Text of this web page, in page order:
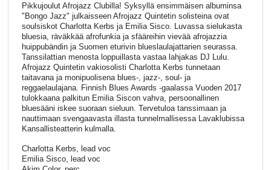
Pikkujoulut Afrojazz Clubilla! Syksyllä ensimmäisen albuminsa
"Bongo Jazz" julkaisseen Afrojazz Quintetin solisteina ovat
soulsiskot Charlotta Kerbs ja Emilia Sisco. Luvassa sielukasta
bluesia, räväkkää afrofunkia ja sfääreihin vievää afrojazzia
huippubändin ja Suomen eturivin blueslaulajattarien seurassa.
Tanssilattian menosta loppuillasta vastaa lahjakas DJ Lulu.
Afrojazz Quintetin vakiosolisti Charlotta Kerbs tunnetaan
taitavana ja monipuolisena blues-, jazz-, soul- ja
reggaelaulajana. Finnish Blues Awards -gaalassa Vuoden 2017
tulokkaana palkitun Emilia Siscon vahva, persoonallinen
bluesääni iskee suoraan sieluun. Tervetuloa tanssimaan ja
nauttimaan svengaavasta illasta tunnelmallisessa Lavaklubissa
Kansallisteatterin kulmalla.
Charlotta Kerbs, lead voc
Emilia Sisco, lead voc